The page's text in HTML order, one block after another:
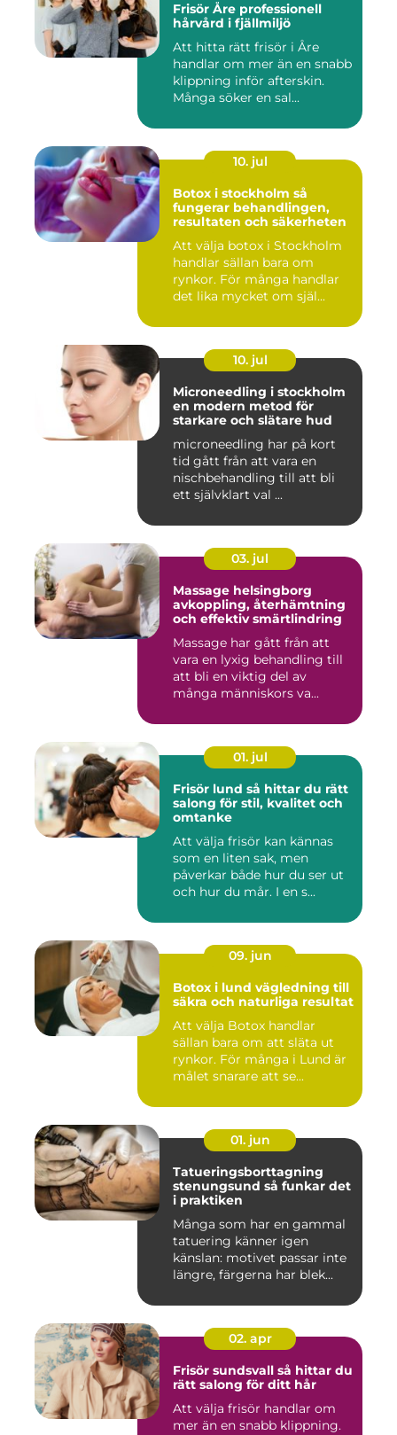
Frisör Åre professionell
hårvård i fjällmiljö
Att hitta rätt frisör i Åre
handlar om mer än en snabb
klippning inför afterskin.
Många söker en sal...
10. jul
Botox i stockholm så
fungerar behandlingen,
resultaten och säkerheten
Att välja botox i Stockholm
handlar sällan bara om
rynkor. För många handlar
det lika mycket om själ...
10. jul
Microneedling i stockholm
en modern metod för
starkare och slätare hud
microneedling har på kort
tid gått från att vara en
nischbehandling till att bli
ett självklart val ...
03. jul
Massage helsingborg
avkoppling, återhämtning
och effektiv smärtlindring
Massage har gått från att
vara en lyxig behandling till
att bli en viktig del av
många människors va...
01. jul
Frisör lund så hittar du rätt
salong för stil, kvalitet och
omtanke
Att välja frisör kan kännas
som en liten sak, men
påverkar både hur du ser ut
och hur du mår. I en s...
09. jun
Botox i lund vägledning till
säkra och naturliga resultat
Att välja Botox handlar
sällan bara om att släta ut
rynkor. För många i Lund är
målet snarare att se...
01. jun
Tatueringsborttagning
stenungsund så funkar det
i praktiken
Många som har en gammal
tatuering känner igen
känslan: motivet passar inte
längre, färgerna har blek...
02. apr
Frisör sundsvall så hittar du
rätt salong för ditt hår
Att välja frisör handlar om
mer än en snabb klippning.